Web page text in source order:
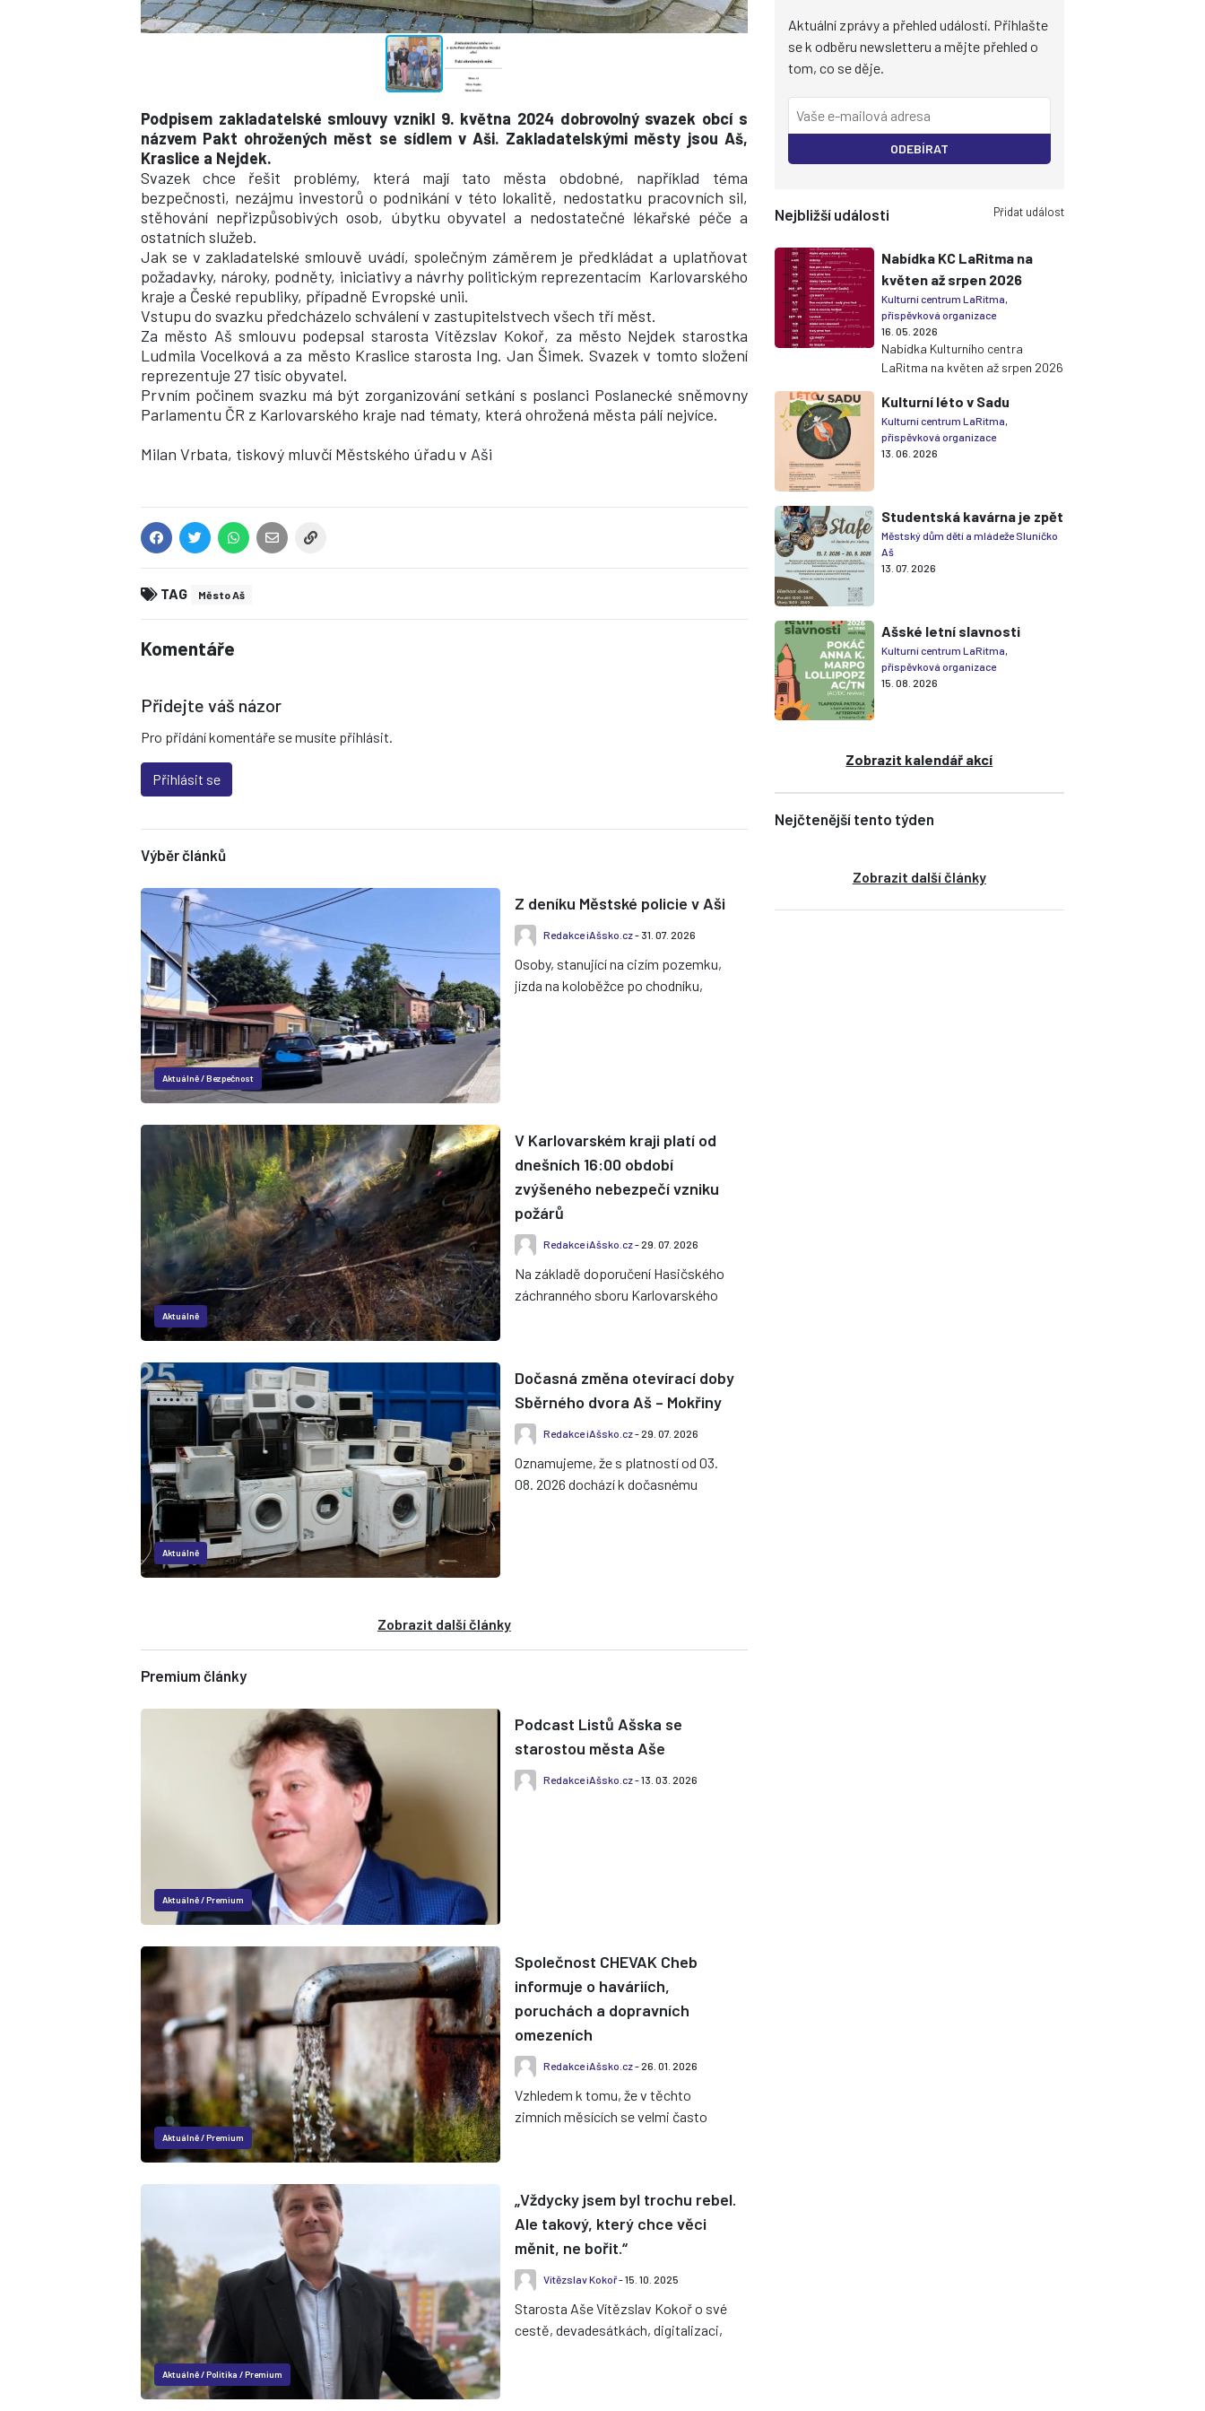
Podpisem zakladatelské smlouvy vznikl 9. května 2024 dobrovolný svazek obcí s
názvem Pakt ohrožených měst se sídlem v Aši. Zakladatelskými městy jsou Aš,
Kraslice a Nejdek.
Svazek chce řešit problémy, která mají tato města obdobné, například téma
bezpečnosti, nezájmu investorů o podnikání v této lokalitě, nedostatku pracovních sil,
stěhování nepřizpůsobivých osob, úbytku obyvatel a nedostatečné lékařské péče a
ostatních služeb.
Jak se v zakladatelské smlouvě uvádí, společným záměrem je předkládat a uplatňovat
požadavky, nároky, podněty, iniciativy a návrhy politickým reprezentacím Karlovarského
kraje a České republiky, případně Evropské unii.
Vstupu do svazku předcházelo schválení v zastupitelstvech všech tří měst.
Za město Aš smlouvu podepsal starosta Vítězslav Kokoř, za město Nejdek starostka
Ludmila Vocelková a za město Kraslice starosta Ing. Jan Šimek. Svazek v tomto složení
reprezentuje 27 tisíc obyvatel.
Prvním počinem svazku má být zorganizování setkání s poslanci Poslanecké sněmovny
Parlamentu ČR z Karlovarského kraje nad tématy, která ohrožená města pálí nejvíce.
Milan Vrbata, tiskový mluvčí Městského úřadu v Aši
TAG Město Aš
Komentáře
Přidejte váš názor
Pro přidání komentáře se musíte přihlásit.
Přihlásit se
Výběr článků
Aktuálně/Bezpečnost
Z deníku Městské policie v Aši
Redakce iAšsko.cz- 31. 07. 2026
Osoby, stanující na cizím pozemku,
jízda na koloběžce po chodníku,
Aktuálně
V Karlovarském kraji platí od
dnešních 16:00 období
zvýšeného nebezpečí vzniku
požárů
Redakce iAšsko.cz- 29. 07. 2026
Na základě doporučení Hasičského
záchranného sboru Karlovarského
Aktuálně
Dočasná změna otevírací doby
Sběrného dvora Aš – Mokřiny
Redakce iAšsko.cz- 29. 07. 2026
Oznamujeme, že s platností od 03.
08. 2026 dochází k dočasnému
Zobrazit další články
Premium články
Aktuálně/Premium
Podcast Listů Ašska se
starostou města Aše
Redakce iAšsko.cz- 13. 03. 2026
Aktuálně/Premium
Společnost CHEVAK Cheb
informuje o haváriích,
poruchách a dopravních
omezeních
Redakce iAšsko.cz- 26. 01. 2026
Vzhledem k tomu, že v těchto
zimních měsících se velmi často
Aktuálně/Politika /Premium
„Vždycky jsem byl trochu rebel.
Ale takový, který chce věci
měnit, ne bořit.“
Vítězslav Kokoř- 15. 10. 2025
Starosta Aše Vítězslav Kokoř o své
cestě, devadesátkách, digitalizaci,
Aktuální zprávy a přehled událostí. Přihlašte
se k odběru newsletteru a mějte přehled o
tom, co se děje.
ODEBÍRAT
Nejbližší události Přidat událost
Nabídka KC LaRitma na
květen až srpen 2026
Kulturní centrum LaRitma,
příspěvková organizace
16. 05. 2026
Nabídka Kulturního centra
LaRitma na květen až srpen 2026
Kulturní léto v Sadu
Kulturní centrum LaRitma,
příspěvková organizace
13. 06. 2026
Studentská kavárna je zpět
Městský dům dětí a mládeže Sluníčko
Aš
13. 07. 2026
Ašské letní slavnosti
Kulturní centrum LaRitma,
příspěvková organizace
15. 08. 2026
Zobrazit kalendář akcí
Nejčtenější tento týden
Zobrazit další články